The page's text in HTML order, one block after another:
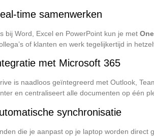
time samenwerken
bij Word, Excel en PowerPoint kun je met
of klanten en werk tegelijkertijd in
met Microsoft 365
is naadloos geïntegreerd met Outlook,
en centraliseert alle documenten op één
synchronisatie
die je aanpast op je laptop worden direct